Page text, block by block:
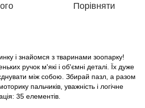
Порівняти
і знайомся з тваринами зоопарку!
ручок м'які і об'ємні деталі. Їх дуже
між собою. Збирай пазл, а разом
пальчиків, уважність і логічне
35 елементів.